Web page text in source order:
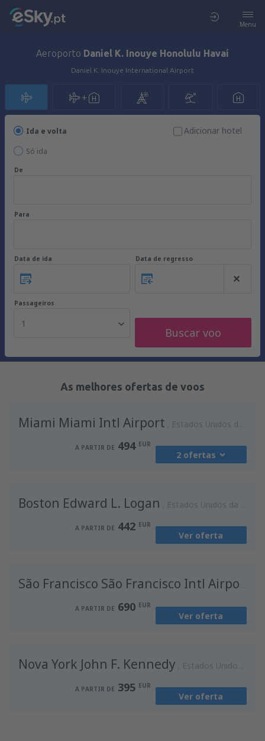
Menu
Aeroporto Daniel K. Inouye Honolulu Havaí
Daniel K. Inouye International Airport
Ida e volta
Só ida
Adicionar hotel
De
Para
Data de ida Data de regresso
Passageiros
1
Buscar voo
As melhores ofertas de voos
Miami Miami Intl Airport Estados Unidos da América
A PARTIR DE 494 EUR
2 ofertas
A PARTIR DE 494 EUR
Boston Edward L. Logan Estados Unidos da América
A PARTIR DE 442 EUR
Ver oferta
A PARTIR DE 690 EUR
Ver oferta
Nova York John F. Kennedy Estados Unidos da América
A PARTIR DE 395 EUR
Ver oferta